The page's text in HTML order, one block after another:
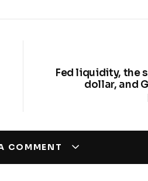
Fed liquidity, the
dollar, and
COMMENT